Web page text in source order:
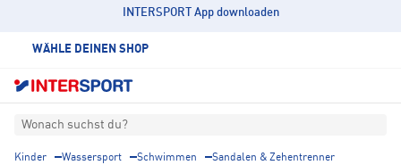
INTERSPORT App downloaden
WÄHLE DEINEN SHOP
Wonach suchst du?
Kinder Wassersport Schwimmen
Sandalen & Zehentrenner